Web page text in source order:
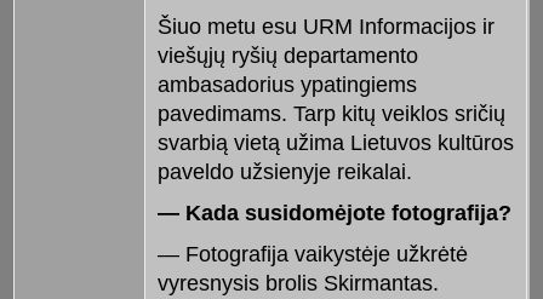
Šiuo metu esu URM Informacijos ir
viešųjų ryšių departamento
ambasadorius ypatingiems
pavedimams. Tarp kitų veiklos sričių
svarbią vietą užima Lietuvos kultūros
paveldo užsienyje reikalai.
— Kada susidomėjote fotografija?
— Fotografija vaikystėje užkrėtė
vyresnysis brolis Skirmantas.